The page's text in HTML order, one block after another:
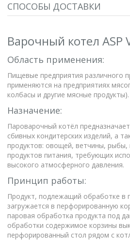
СПОСОБЫ ДОСТАВКИ
Варочный котел ASP
Область применения:
Пищевые предприятия различного
применяются на предприятиях
колбасы и другие мясные продукты).
Назначение:
Пароварочный котёл
сбивных кондитерских изделий, а
продуктов: овощей, ветчины,
продуктов питания, требующих
высокого атмосферного давления.
Принцип работы:
Продукт, подлежащий обработке в
загружается в перфорированную
паровая обработка продукта под
обработки содержимое корзины
перфорированный стол рядом с